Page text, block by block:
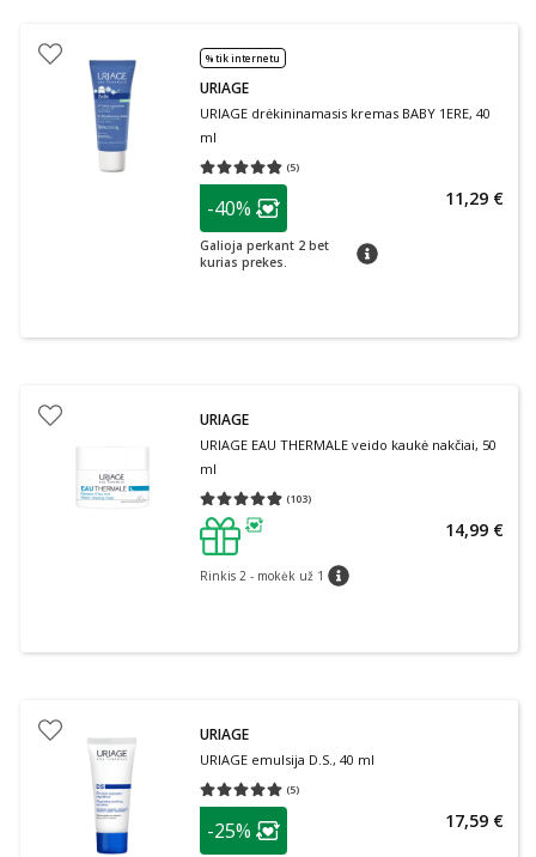
% tik internetu
URIAGE
URIAGE drėkininamasis kremas BABY 1ERE, 40
ml
(5)
Vidutinis įvertinimas 4.80
patarimas
Lojalumo klubo narių nuolaida
-40%
Galioja perkant 2 bet
kurias prekes.
patarimas
11,29 €
URIAGE
URIAGE EAU THERMALE veido kaukė nakčiai, 50
ml
(103)
Vidutinis įvertinimas 4.87
patarimas
Rinkis 2 - mokėk už 1 patarimas
14,99 €
URIAGE
URIAGE emulsija D.S., 40 ml
(5)
Vidutinis įvertinimas 5.00
patarimas
Lojalumo klubo narių nuolaida
-25% 17,59 €